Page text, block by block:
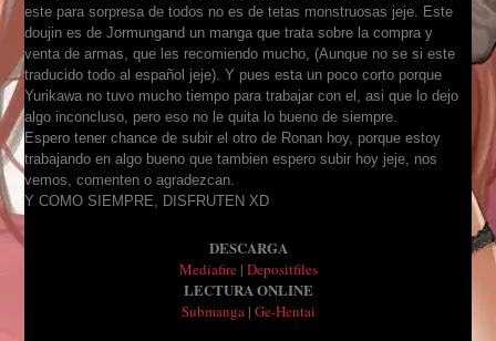
este para sorpresa de todos no es de tetas monstruosas jeje. Este
doujin es de Jormungand un manga que trata sobre la compra y
venta de armas, que les recomiendo mucho, (Aunque no se si este
traducido todo al español jeje). Y pues esta un poco corto porque
Yurikawa no tuvo mucho tiempo para trabajar con el, asi que lo dejo
algo inconcluso, pero eso no le quita lo bueno de siempre.
Espero tener chance de subir el otro de Ronan hoy, porque estoy
trabajando en algo bueno que tambien espero subir hoy jeje, nos
vemos, comenten o agradezcan.
Y COMO SIEMPRE, DISFRUTEN XD
DESCARGA
Mediafire| Depositfiles
LECTURA ONLINE
Submanga| Ge-Hentai